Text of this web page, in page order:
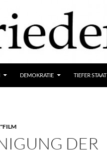
DEMOKRATIE TIEFER STAAT
DER